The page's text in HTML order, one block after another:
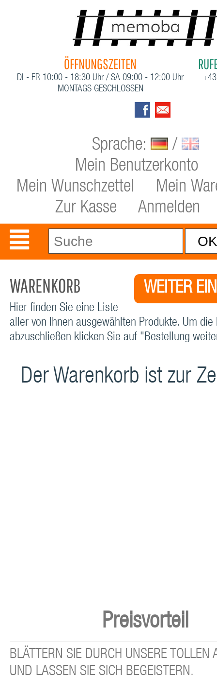
ÖFFNUNGSZEITEN
DI - FR 10:00 - 18:30 Uhr / SA 09:00 - 12:00 Uhr
MONTAGS GESCHLOSSEN
Sprache:
/
Mein Benutzerkonto
Mein Wunschzettel
Mein
Zur Kasse
Anmelden
WEITER
WARENKORB
Hier finden Sie eine Liste
aller von Ihnen ausgewählten Produkte. Um die
abzuschließen klicken Sie auf "Bestellung
Der Warenkorb ist zur
Preisvorteil
BLÄTTERN SIE DURCH UNSERE TOLLEN
UND LASSEN SIE SICH BEGEISTERN.